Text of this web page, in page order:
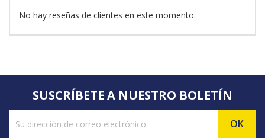
No hay reseñas de clientes en este momento.
SUSCRÍBETE A NUESTRO BOLETÍN